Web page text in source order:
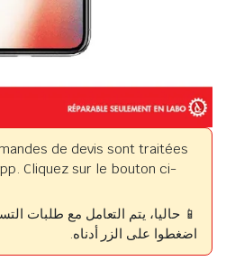
de devis sont traitées
Cliquez sur le bouton ci-
📱 حاليا، يتم التعامل مع طلبات
اضغطوا على الزر أدناه.